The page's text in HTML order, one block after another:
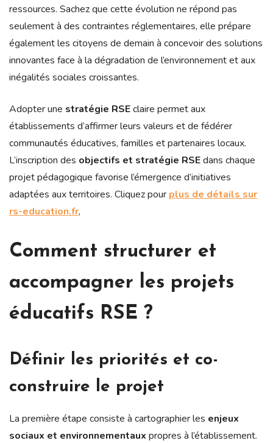
ressources. Sachez que cette évolution ne répond pas
seulement à des contraintes réglementaires, elle prépare
également les citoyens de demain à concevoir des solutions
innovantes face à la dégradation de l’environnement et aux
inégalités sociales croissantes.
Adopter une stratégie RSEclaire permet aux
établissements d’affirmer leurs valeurs et de fédérer
communautés éducatives, familles et partenaires locaux.
L’inscription des objectifs et stratégie RSEdans chaque
projet pédagogique favorise l’émergence d’initiatives
adaptées aux territoires. Cliquez pour plus de détails sur
rs-education.fr,
Comment structurer et
accompagner les projets
éducatifs RSE ?
Définir les priorités et co-
construire le projet
La première étape consiste à cartographier les enjeux
sociaux et environnementaux propres à l’établissement.